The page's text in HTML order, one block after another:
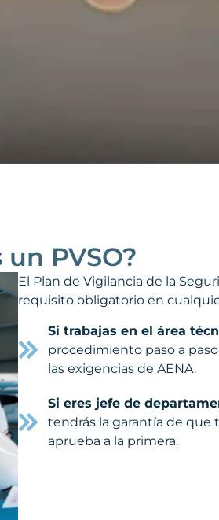
un PVSO?
El Plan de Vigilancia de la
requisito obligatorio en
Si trabajas en el área
procedimiento paso a
las exigencias de AENA.
Si eres jefe de
tendrás la garantía de que
aprueba a la primera.